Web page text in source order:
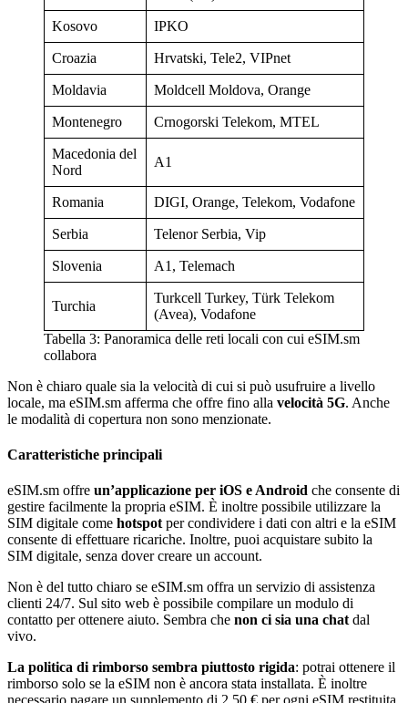
Kosovo IPKO
Croazia Hrvatski, Tele2, VIPnet
Moldavia Moldcell Moldova, Orange
Montenegro Crnogorski Telekom, MTEL
Macedonia del
Nord
A1
Romania DIGI, Orange, Telekom, Vodafone
Serbia Telenor Serbia, Vip
Slovenia A1, Telemach
Turchia
Turkcell Turkey, Türk Telekom
(Avea), Vodafone
Tabella 3: Panoramica delle reti locali con cui eSIM.sm
collabora
Non è chiaro quale sia la velocità di cui si può usufruire a livello
locale, ma eSIM.sm afferma che offre fino alla velocità 5G. Anche
le modalità di copertura non sono menzionate.
Caratteristiche principali
eSIM.sm offre un’applicazione per iOS e Android che consente di
gestire facilmente la propria eSIM. È inoltre possibile utilizzare la
SIM digitale come hotspot per condividere i dati con altri e la eSIM
consente di effettuare ricariche. Inoltre, puoi acquistare subito la
SIM digitale, senza dover creare un account.
Non è del tutto chiaro se eSIM.sm offra un servizio di assistenza
clienti 24/7. Sul sito web è possibile compilare un modulo di
contatto per ottenere aiuto. Sembra che non ci sia una chat dal
vivo.
La politica di rimborso sembra piuttosto rigida: potrai ottenere il
rimborso solo se la eSIM non è ancora stata installata. È inoltre